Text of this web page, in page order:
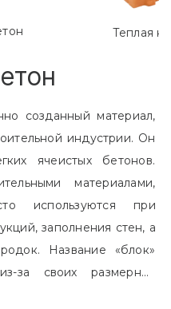
Теплая
созданный материал,
индустрии. Он
ячеистых бетонов.
материалами,
заполнения стен, а
Название «блок»
за своих размерных